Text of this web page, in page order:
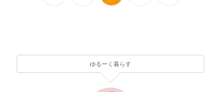
ゆるーく暮らす